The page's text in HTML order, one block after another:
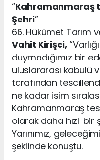
“Kahramanmaraş
Şehri”
66. Hükümet Tarım
Vahit Kirişci,
duymadığımız bir
uluslararası kabulü
tarafından
ne kadar isim
Kahramanmaraş
olarak daha hızlı
Yarınımız,
şeklinde konuştu.